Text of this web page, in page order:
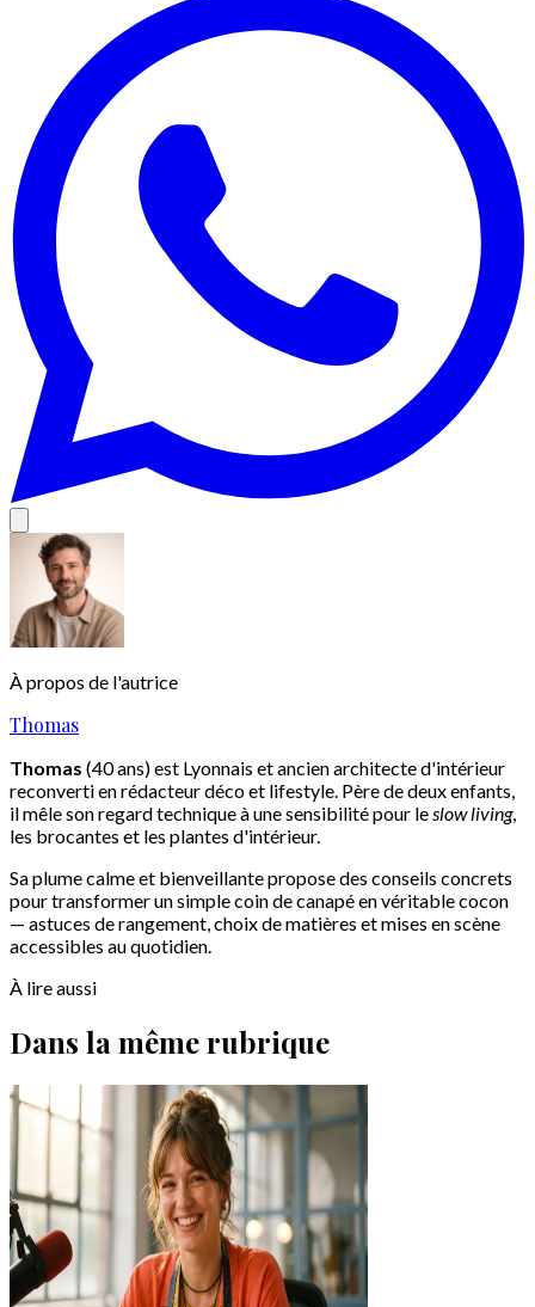
À propos de l'autrice
Thomas
Thomas (40 ans) est Lyonnais et ancien architecte d'intérieur
reconverti en rédacteur déco et lifestyle. Père de deux enfants,
il mêle son regard technique à une sensibilité pour leslow living,
les brocantes et les plantes d'intérieur.
Sa plume calme et bienveillante propose des conseils concrets
pour transformer un simple coin de canapé en véritable cocon
— astuces de rangement, choix de matières et mises en scène
accessibles au quotidien.
À lire aussi
Dans la même rubrique